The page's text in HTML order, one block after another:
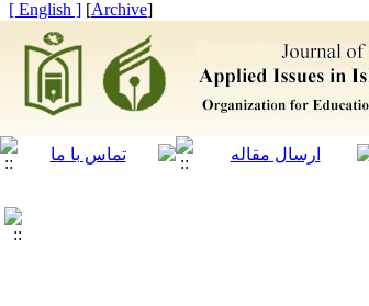
[
Archive
]
[ English ]